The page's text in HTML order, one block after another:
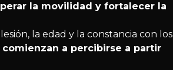
la movilidad y fortalecer la
la edad y la constancia con los
comienzan a percibirse a partir